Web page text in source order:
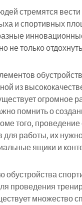
стремятся
и спортивных
не только
из
огромное
помнить о
того,
для работы, их
ящики и
проведения
множество